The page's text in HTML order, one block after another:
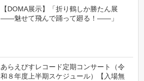
【DOMA展示】「折り鶴しか勝たん展
――魅せて飛んで踊って廻る！――」
あらえびすレコード定期コンサート（令
和８年度上半期スケジュール）【入場無